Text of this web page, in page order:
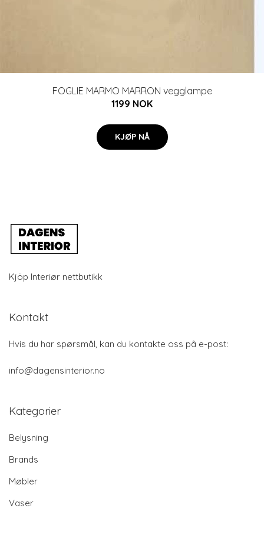
FOGLIE MARMO MARRON vegglampe
1199 NOK
KJØP NÅ
Kjöp Interiør nettbutikk
Kontakt
Hvis du har spørsmål, kan du kontakte oss på e-post:
info@dagensinterior.no
Kategorier
Belysning
Brands
Møbler
Vaser